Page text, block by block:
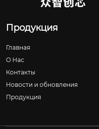
Продукция
Главная
О Нас
Контакты
Новости и обновления
Продукция